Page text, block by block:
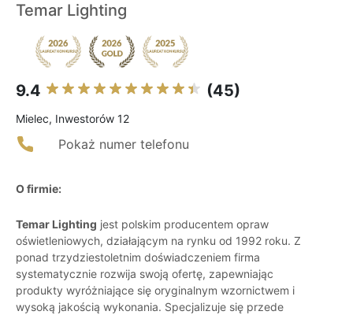
Temar Lighting
9.4 (45)
Mielec, Inwestorów 12
Pokaż numer telefonu
O firmie:
Temar Lighting jest polskim producentem opraw
oświetleniowych, działającym na rynku od 1992 roku. Z
ponad trzydziestoletnim doświadczeniem firma
systematycznie rozwija swoją ofertę, zapewniając
produkty wyróżniające się oryginalnym wzornictwem i
wysoką jakością wykonania. Specjalizuje się przede